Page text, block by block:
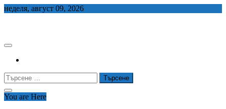
Skip
неделя, август 09, 2026
Търсене
за:
You are Here